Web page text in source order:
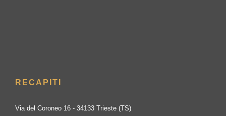
RECAPITI
Via del Coroneo 16 - 34133 Trieste (TS)